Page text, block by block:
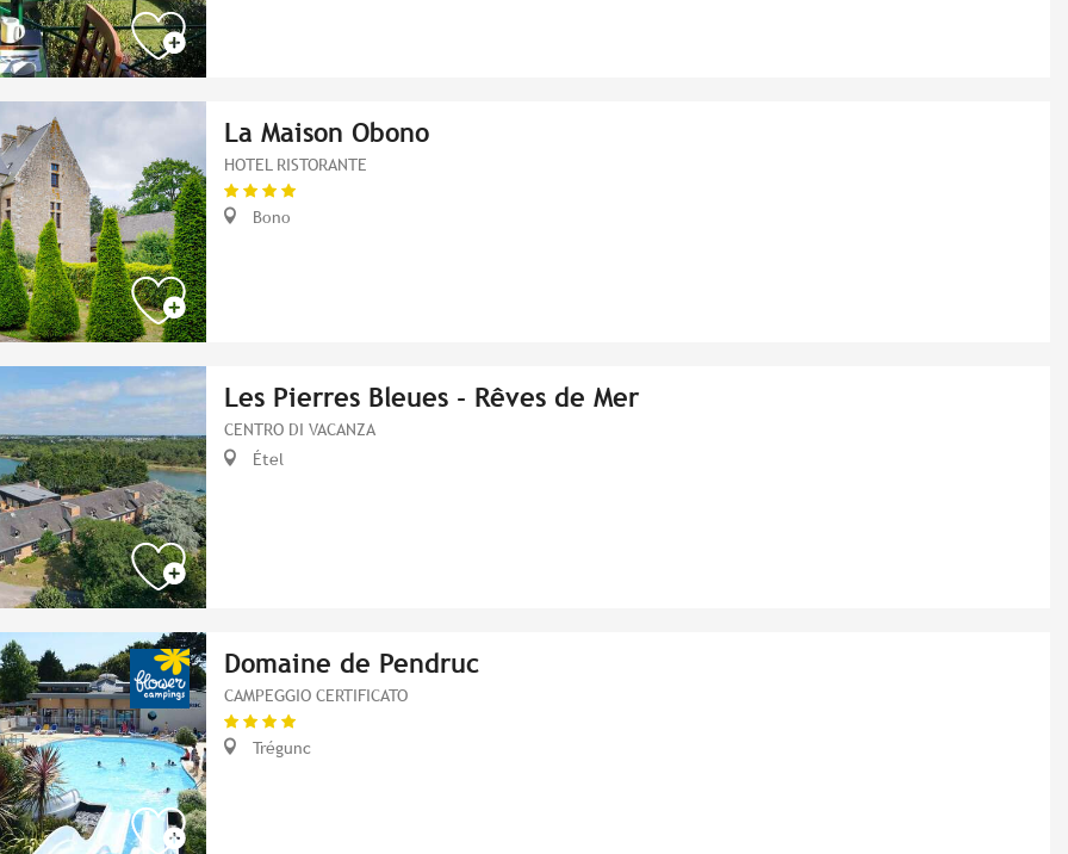
La Maison Obono
HOTEL RISTORANTE
Bono
Les Pierres Bleues - Rêves de Mer
CENTRO DI VACANZA
Étel
Domaine de Pendruc
CAMPEGGIO CERTIFICATO
Trégunc